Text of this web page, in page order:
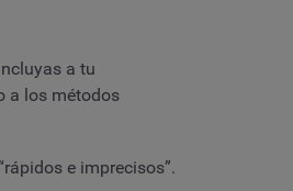
a tu
a los métodos
e imprecisos”.